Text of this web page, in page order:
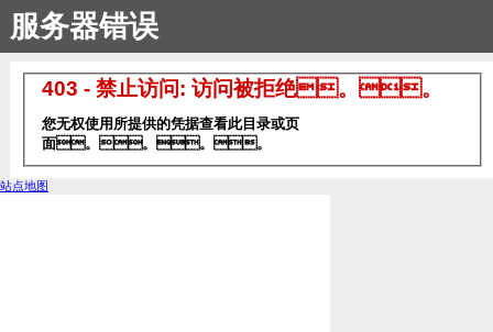
服务器错误
403 - 禁止访问: 访问被拒绝。。
您无权使用所提供的凭据查看此目录或页
面。。。。
站点地图